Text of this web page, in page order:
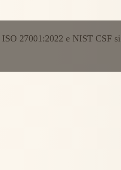
27001:2022 e NIST CSF